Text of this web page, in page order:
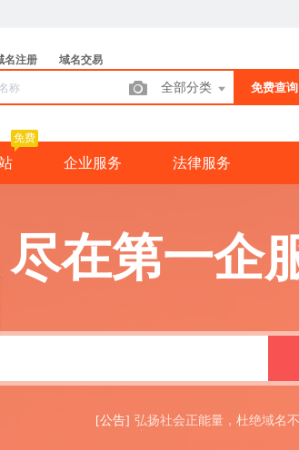
名注册 域名交易
全部分类 免费查询
免费
企业服务 法律服务
在第一企
[公告] 弘扬社会正能量，杜绝域名